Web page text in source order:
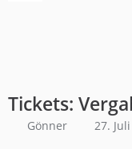
Tickets:
Gönner 27.